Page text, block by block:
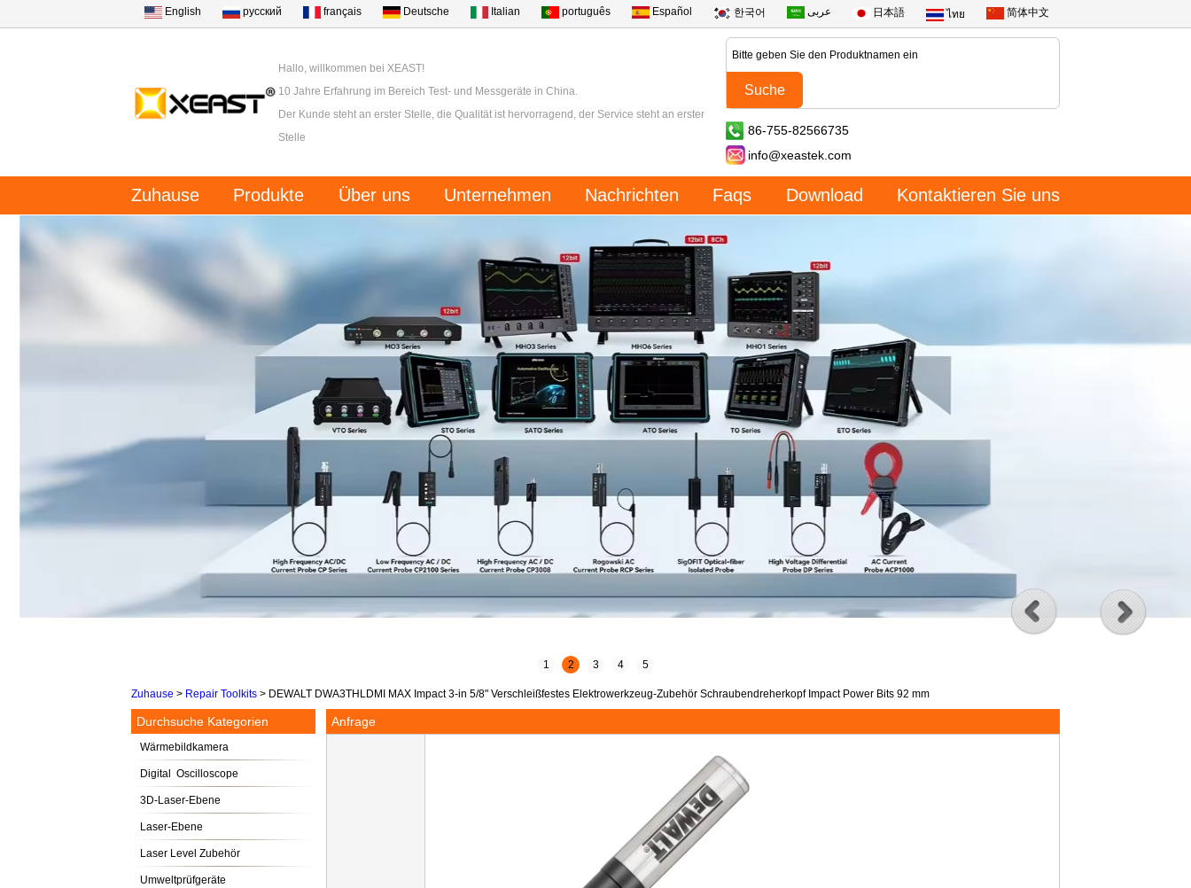
English русский français Deutsche Italian português Español 한국어 عربى 日本語 ไทย 简体中文
Hallo, willkommen bei XEAST!
10 Jahre Erfahrung im Bereich Test- und Messgeräte in China.
Der Kunde steht an erster Stelle, die Qualität ist hervorragend, der Service steht an erster
Stelle
86-755-82566735
info@xeastek.com
Zuhause Produkte Über uns Unternehmen Nachrichten Faqs Download Kontaktieren Sie uns
1 2 3 4 5
Zuhause > Repair Toolkits > DEWALT DWA3THLDMI MAX Impact 3-in 5/8" Verschleißfestes Elektrowerkzeug-Zubehör Schraubendreherkopf Impact Power Bits 92 mm
Durchsuche Kategorien
Wärmebildkamera
Digital Oscilloscope
3D-Laser-Ebene
Laser-Ebene
Laser Level Zubehör
Umweltprüfgeräte
Anfrage